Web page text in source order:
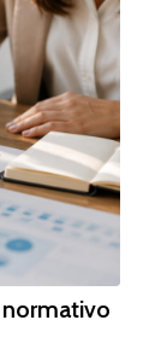
normativo